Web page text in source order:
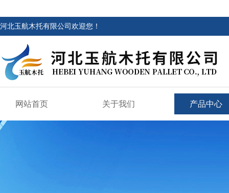
河北玉航木托有限公司欢迎您！
网站首页 关于我们 产品中心